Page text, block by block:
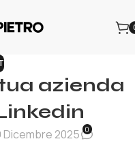
azienda
Dicembre 2025 0